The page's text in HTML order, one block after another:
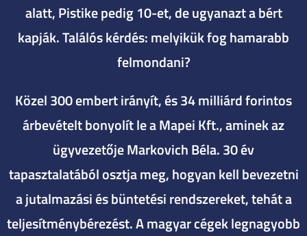
alatt, Pistike pedig 10-et, de ugyanazt a bért
kapják. Találós kérdés: melyikük fog hamarabb
felmondani?
Közel 300 embert irányít, és 34 milliárd forintos
árbevételt bonyolít le a Mapei Kft., aminek az
ügyvezetője Markovich Béla. 30 év
tapasztalatából osztja meg, hogyan kell bevezetni
a jutalmazási és büntetési rendszereket, tehát a
teljesítménybérezést. A magyar cégek legnagyobb